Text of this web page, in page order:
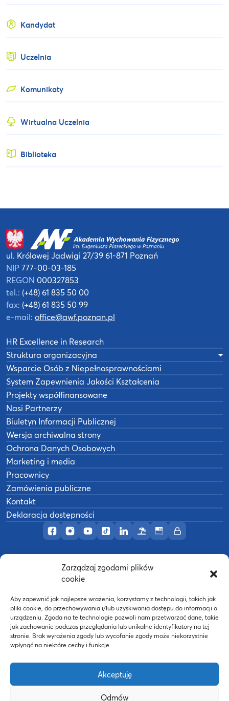
Zarządzaj zgodami plików
cookie
Aby zapewnić jak najlepsze wrażenia, korzystamy z technologii, takich jak
pliki cookie, do przechowywania i/lub uzyskiwania dostępu do informacji o
urządzeniu. Zgoda na te technologie pozwoli nam przetwarzać dane, takie
jak zachowanie podczas przeglądania lub unikalne identyfikatory na tej
stronie. Brak wyrażenia zgody lub wycofanie zgody może niekorzystnie
wpłynąć na niektóre cechy i funkcje.
Akceptuję
Odmów
Kandydat
Uczelnia
Komunikaty
Wirtualna Uczelnia
Biblioteka
Profil AWF Poznań w serwisie Facebook
Profil AWF Poznań w serwisie Instagram
Profil AWF Poznań w serwisie YouTube
Profil AWF Poznań w serwisie
Profil AWF Poznań w
OśrodekBiuletynIntranet
ul. Królowej Jadwigi 27/3961-871 Poznań
NIP 777-00-03-185
REGON 000327853
tel.: (+48) 61 835 50 00
fax: (+48) 61 835 50 99
e-mail: office@awf.poznan.pl
HR Excellence in Research
Struktura organizacyjna
Wsparcie Osób z Niepełnosprawnościami
System Zapewnienia Jakości Kształcenia
Projekty współfinansowane
Nasi Partnerzy
Biuletyn Informacji Publicznej
Wersja archiwalna strony
Ochrona Danych Osobowych
Marketing i media
Pracownicy
Zamówienia publiczne
Kontakt
Deklaracja dostępności
Akademia Wychowania Fizycznego w
Wykonanie: nFinity.pl